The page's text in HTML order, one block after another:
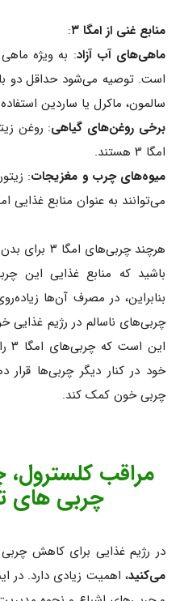
منابع غنی از امگا ۳
:
ماهی‌های آب آزاد
است. توصیه می‌شود حداقل دو
سالمون، ماکرل یا ساردین
برخی روغن‌های گیاهی: روغن
امگا ۳ هستند.
میوه‌های چرب و مغزیجات:
می‌توانند به عنوان منابع غذایی امگا ۳ در رژیم شما گنجانده
هرچند
باشید که منابع غذایی این
بنابراین، در مصرف آن‌ها
چربی‌های ناسالم در رژیم غذایی
این است که چربی‌های امگا ۳ را به عنوان بخشی از
خود در کنار دیگر چربی‌ها
چربی خون کمک کند.
مراقب
چربی های
در رژیم غذایی برای کاهش
می‌کنید، اهمیت زیادی دارد. در